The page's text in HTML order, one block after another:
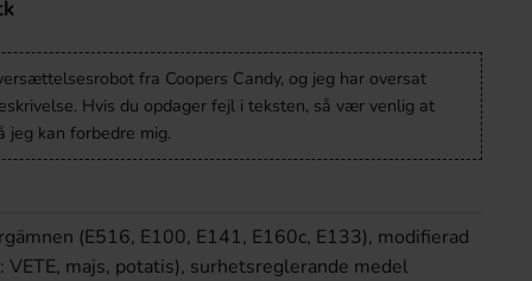
fra Coopers Candy, og jeg har oversat
Hvis du opdager fejl i teksten, så vær venlig at
jeg kan forbedre mig.
(E516, E100, E141, E160c, E133), modifierad
VETE, majs, potatis), surhetsreglerande medel